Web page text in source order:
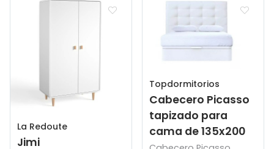
La Redoute
Jimi
Topdormitorios
Cabecero Picasso
tapizado para
cama de 135x200